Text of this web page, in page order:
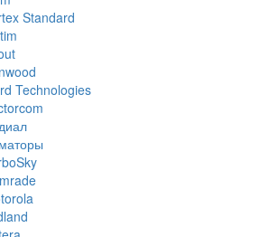
Standard
Technologies